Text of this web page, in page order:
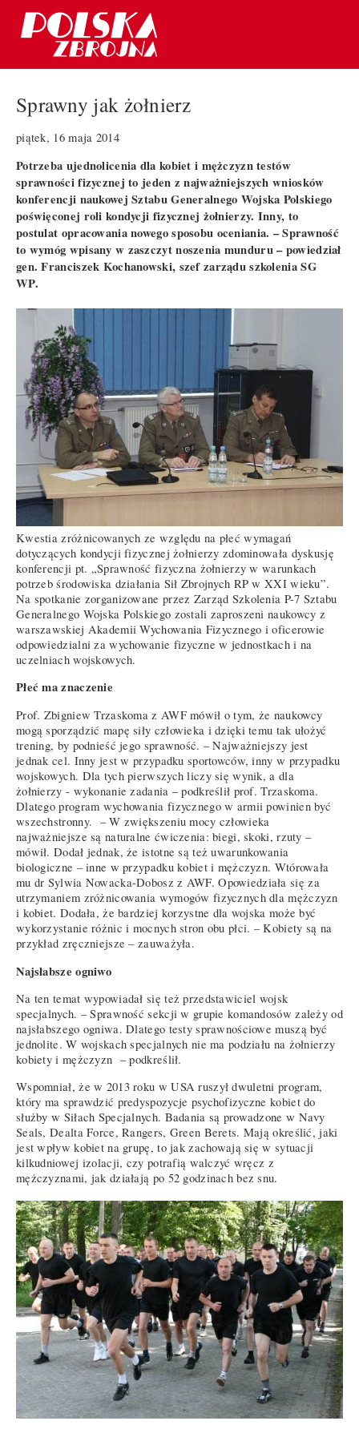
Sprawny jak żołnierz
piątek, 16 maja 2014
Potrzeba ujednolicenia dla kobiet i mężczyzn testów
sprawności fizycznej to jeden z najważniejszych wniosków
konferencji naukowej Sztabu Generalnego Wojska Polskiego
poświęconej roli kondycji fizycznej żołnierzy. Inny, to
postulat opracowania nowego sposobu oceniania. – Sprawność
to wymóg wpisany w zaszczyt noszenia munduru – powiedział
gen. Franciszek Kochanowski, szef zarządu szkolenia SG
WP.
Kwestia zróżnicowanych ze względu na płeć wymagań
dotyczących kondycji fizycznej żołnierzy zdominowała dyskusję
konferencji pt. „Sprawność fizyczna żołnierzy w warunkach
potrzeb środowiska działania Sił Zbrojnych RP w XXI wieku”.
Na spotkanie zorganizowane przez Zarząd Szkolenia P-7 Sztabu
Generalnego Wojska Polskiego zostali zaproszeni naukowcy z
warszawskiej Akademii Wychowania Fizycznego i oficerowie
odpowiedzialni za wychowanie fizyczne w jednostkach i na
uczelniach wojskowych.
Płeć ma znaczenie
Prof. Zbigniew Trzaskoma z AWF mówił o tym, że naukowcy
mogą sporządzić mapę siły człowieka i dzięki temu tak ułożyć
trening, by podnieść jego sprawność. – Najważniejszy jest
jednak cel. Inny jest w przypadku sportowców, inny w przypadku
wojskowych. Dla tych pierwszych liczy się wynik, a dla
żołnierzy - wykonanie zadania – podkreślił prof. Trzaskoma.
Dlatego program wychowania fizycznego w armii powinien być
wszechstronny. – W zwiększeniu mocy człowieka
najważniejsze są naturalne ćwiczenia: biegi, skoki, rzuty –
mówił. Dodał jednak, że istotne są też uwarunkowania
biologiczne – inne w przypadku kobiet i mężczyzn. Wtórowała
mu dr Sylwia Nowacka-Dobosz z AWF. Opowiedziała się za
utrzymaniem zróżnicowania wymogów fizycznych dla mężczyzn
i kobiet. Dodała, że bardziej korzystne dla wojska może być
wykorzystanie różnic i mocnych stron obu płci. – Kobiety są na
przykład zręczniejsze – zauważyła.
Najsłabsze ogniwo
Na ten temat wypowiadał się też przedstawiciel wojsk
specjalnych. – Sprawność sekcji w grupie komandosów zależy od
najsłabszego ogniwa. Dlatego testy sprawnościowe muszą być
jednolite. W wojskach specjalnych nie ma podziału na żołnierzy
kobiety i mężczyzn – podkreślił.
Wspomniał, że w 2013 roku w USA ruszył dwuletni program,
który ma sprawdzić predyspozycje psychofizyczne kobiet do
służby w Siłach Specjalnych. Badania są prowadzone w Navy
Seals, Dealta Force, Rangers, Green Berets. Mają określić, jaki
jest wpływ kobiet na grupę, to jak zachowają się w sytuacji
kilkudniowej izolacji, czy potrafią walczyć wręcz z
mężczyznami, jak działają po 52 godzinach bez snu.